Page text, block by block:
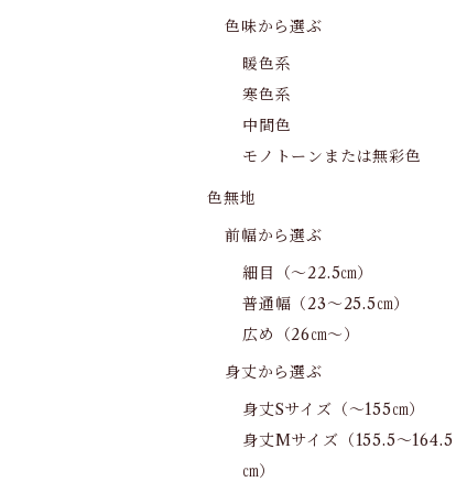
色味から選ぶ
暖色系
寒色系
中間色
モノトーンまたは無彩色
色無地
前幅から選ぶ
細目（～22.5㎝）
普通幅（23～25.5㎝）
広め（26㎝～）
身丈から選ぶ
身丈Sサイズ（～155㎝）
身丈Mサイズ（155.5～164.5
㎝）